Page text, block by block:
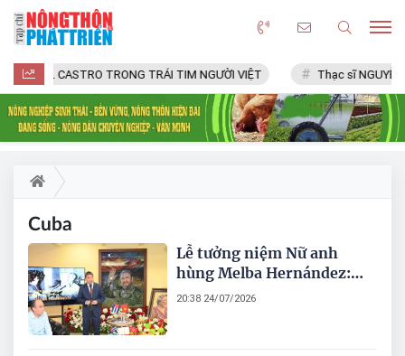
FIDEL CASTRO TRONG TRÁI TIM NGƯỜI VIỆT Thạc sĩ NGUYỄN
Cuba
Lễ tưởng niệm Nữ anh
hùng Melba Hernández:
Thắt chặt tình hữu nghị
20:38 24/07/2026